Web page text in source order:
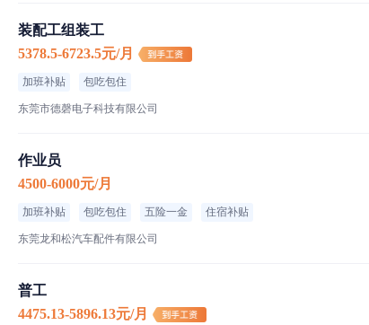
装配工组装工
5378.5-6723.5元/月
加班补贴 包吃包住
东莞市德磬电子科技有限公司
作业员
4500-6000元/月
加班补贴 包吃包住 五险一金 住宿补贴
东莞龙和松汽车配件有限公司
普工
4475.13-5896.13元/月